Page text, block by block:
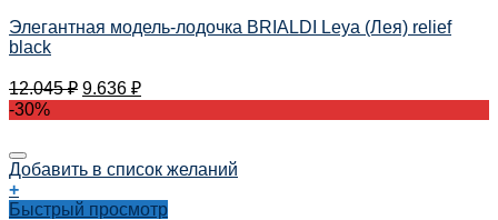
Элегантная модель-лодочка BRIALDI Leya (Лея) relief
black
12.045₽ 9.636 ₽
-30%
Добавить в список желаний
+
Быстрый просмотр